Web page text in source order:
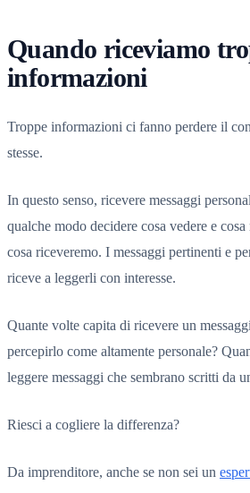
Quando riceviamo
informazioni
Troppe informazioni ci fanno perdere il
stesse.
In questo senso, ricevere messaggi
qualche modo decidere cosa vedere e
cosa riceveremo. I messaggi pertinenti e
riceve a leggerli con interesse.
Quante volte capita di ricevere un
percepirlo come altamente personale?
leggere messaggi che sembrano scritti da
Riesci a cogliere la differenza?
Da imprenditore, anche se non sei un